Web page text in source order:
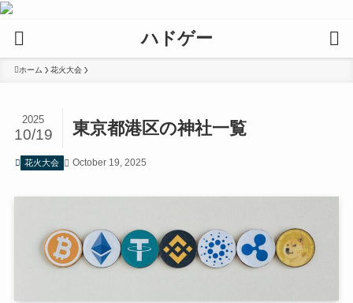
ハドゲー
ホーム 花火大会
東京都港区の神社一覧
2025
10/19
花火大会 October 19, 2025